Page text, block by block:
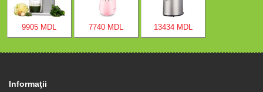
9905 MDL 7740 MDL 13434 MDL
Informaţii